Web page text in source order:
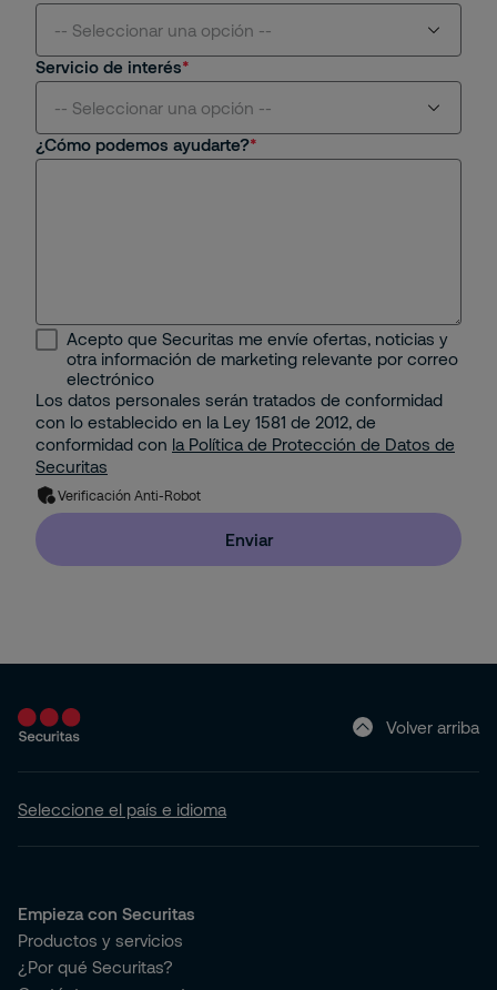
-- Seleccionar una opción --
Centros Comerciales y Retail
Minería e Hidrocarburos
Portuario
Property
Residencial
Servicio de interés
-- Seleccionar una opción --
Seguridad Mobile
Seguridad Electrónica
Gestión Corporativa del Riesgo
Solución de Seguridad: Integración de 2 o más
Servicios con Tecnología
¿Cómo podemos ayudarte?
Acepto que Securitas me envíe ofertas, noticias y
otra información de marketing relevante por correo
electrónico
Los datos personales serán tratados de conformidad
con lo establecido en la Ley 1581 de 2012, de
conformidad con la Política de Protección de Datos de
Securitas
Verificación Anti-Robot
Enviar
Volver arriba
Seleccione el país e idioma
Empieza con Securitas
Productos y servicios
¿Por qué Securitas?